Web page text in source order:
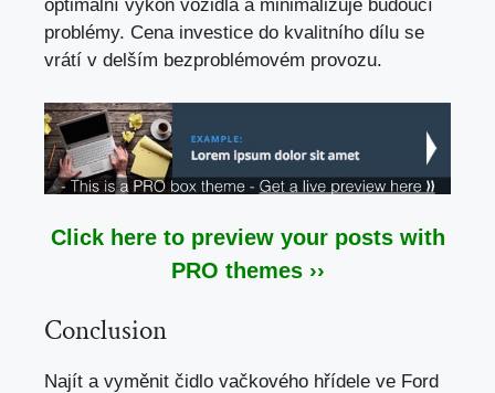
optimální výkon vozidla a minimalizuje budoucí
problémy. Cena investice do kvalitního dílu se
vrátí v delším bezproblémovém provozu.
Click here to preview your posts with
PRO themes ››
Conclusion
Najít a vyměnit čidlo vačkového hřídele ve Ford